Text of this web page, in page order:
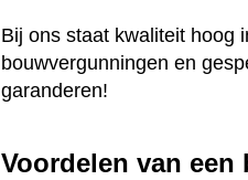
Bij ons staat kwaliteit hoog
bouwvergunningen en
garanderen!
Voordelen van